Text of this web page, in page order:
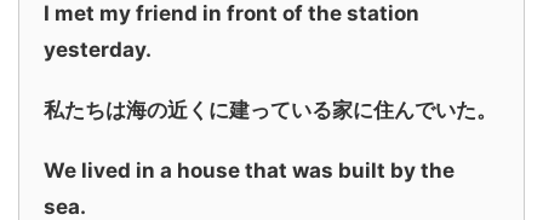
I met my friend in front of the station
yesterday.
私たちは海の近くに建っている家に住んでいた。
We lived in a house that was built by the
sea.